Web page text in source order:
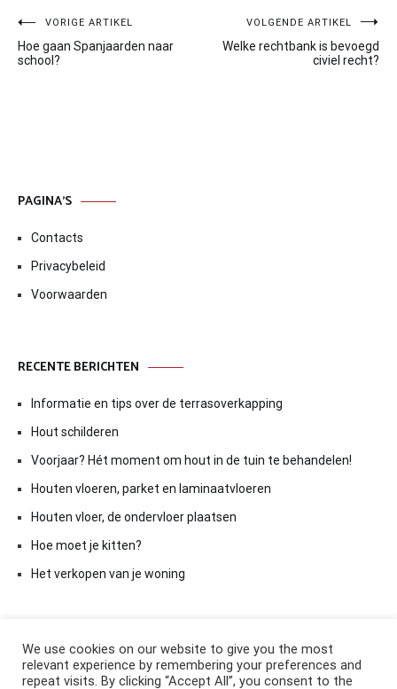
Bericht
navigatie
VORIGE ARTIKEL
Hoe gaan Spanjaarden naar
school?
VOLGENDE ARTIKEL
Welke rechtbank is bevoegd
civiel recht?
PAGINA’S
Contacts
Privacybeleid
Voorwaarden
RECENTE BERICHTEN
Informatie en tips over de terrasoverkapping
Hout schilderen
Voorjaar? Hét moment om hout in de tuin te behandelen!
Houten vloeren, parket en laminaatvloeren
Houten vloer, de ondervloer plaatsen
Hoe moet je kitten?
Het verkopen van je woning
We use cookies on our website to give you the most
relevant experience by remembering your preferences and
repeat visits. By clicking “Accept All”, you consent to the